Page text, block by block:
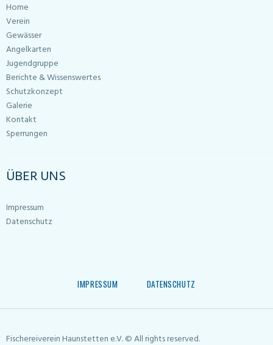
Home
Verein
Gewässer
Angelkarten
Jugendgruppe
Berichte & Wissenswertes
Schutzkonzept
Galerie
Kontakt
Sperrungen
ÜBER UNS
Impressum
Datenschutz
IMPRESSUM DATENSCHUTZ
Fischereiverein Haunstetten e.V. © All rights reserved.